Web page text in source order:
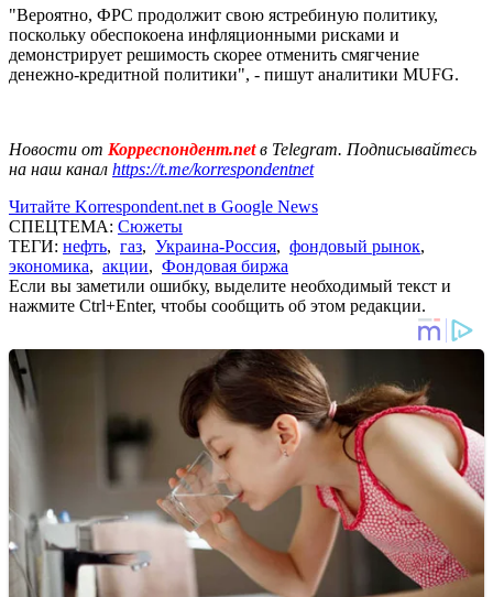
"Вероятно, ФРС продолжит свою ястребиную политику,
поскольку обеспокоена инфляционными рисками и
демонстрирует решимость скорее отменить смягчение
денежно-кредитной политики", - пишут аналитики MUFG.
Новости от Корреспондент.netв Telegram. Подписывайтесь
на наш канал https://t.me/korrespondentnet
Читайте Korrespondent.net в Google News
СПЕЦТЕМА: Сюжеты
ТЕГИ: нефть, газ, Украина-Россия, фондовый рынок,
экономика, акции, Фондовая биржа
Если вы заметили ошибку, выделите необходимый текст и
нажмите Ctrl+Enter, чтобы сообщить об этом редакции.